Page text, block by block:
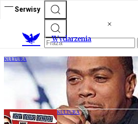
Serwisy
Wydarzenia
KULTURA
Fabryka hitów Timbalanda
KULTURA